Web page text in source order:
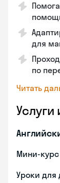
для
по
Читать
Мини-
Уроки для